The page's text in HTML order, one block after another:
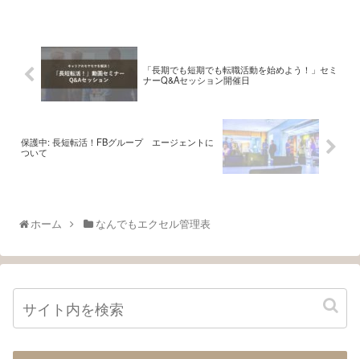
「長期でも短期でも転職活動を始めよう！」セミ
ナーQ&Aセッション開催日
保護中: 長短転活！FBグループ エージェントに
ついて
ホーム なんでもエクセル管理表